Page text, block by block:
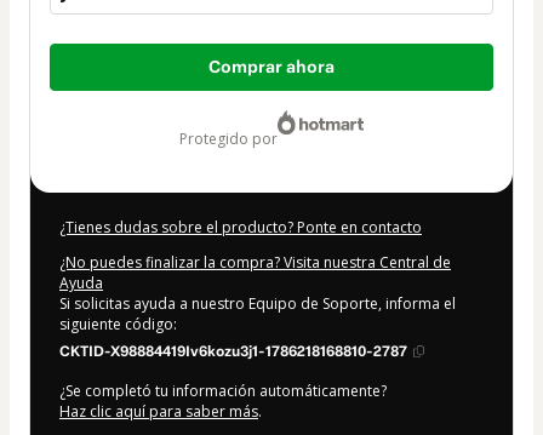
Total
Comprar ahora
protegido por
¿Tienes dudas sobre el producto? Ponte en contacto
¿No puedes finalizar la compra? Visita nuestra Central de
Ayuda
Si solicitas ayuda a nuestro Equipo de Soporte, informa el
siguiente código:
CKTID-X98884419Iv6kozu3j1-1786218168810-2787
¿Se completó tu información automáticamente?
Haz clic aquí para saber más.